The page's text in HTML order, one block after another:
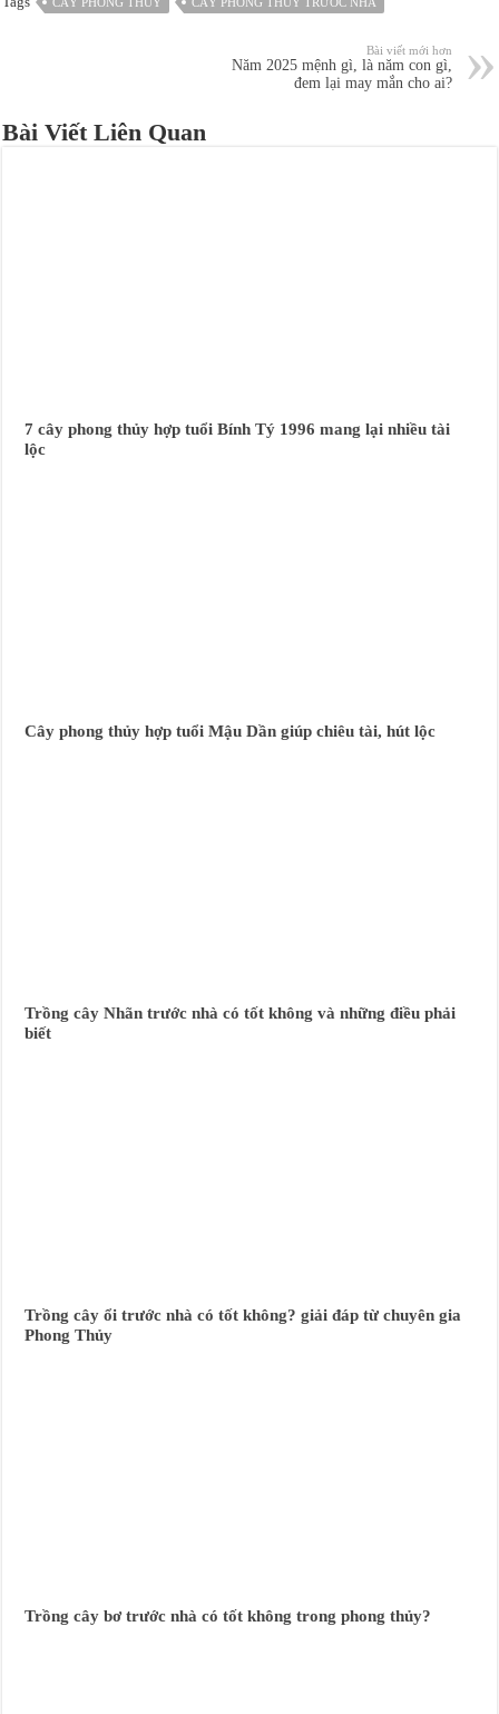
Bài viết mới hơn
Năm 2025 mệnh gì, là năm con gì,
đem lại may mắn cho ai?
Bài Viết Liên Quan
7 cây phong thủy hợp tuổi Bính Tý 1996 mang lại nhiều tài
lộc
Cây phong thủy hợp tuổi Mậu Dần giúp chiêu tài, hút lộc
Trồng cây Nhãn trước nhà có tốt không và những điều phải
biết
Trồng cây ổi trước nhà có tốt không? giải đáp từ chuyên gia
Phong Thủy
Trồng cây bơ trước nhà có tốt không trong phong thủy?